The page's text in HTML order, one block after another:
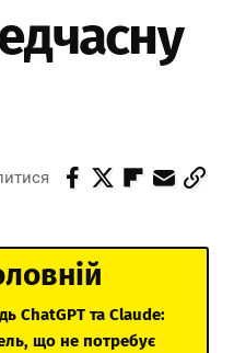
ChatGPT та Claude:
що не потребує